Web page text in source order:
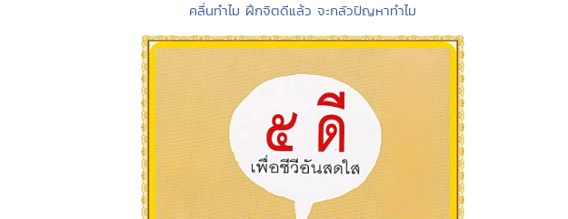
คลื่นทำไม ฝึกจิตดีแล้ว จะกลัวปัญหาทำไม